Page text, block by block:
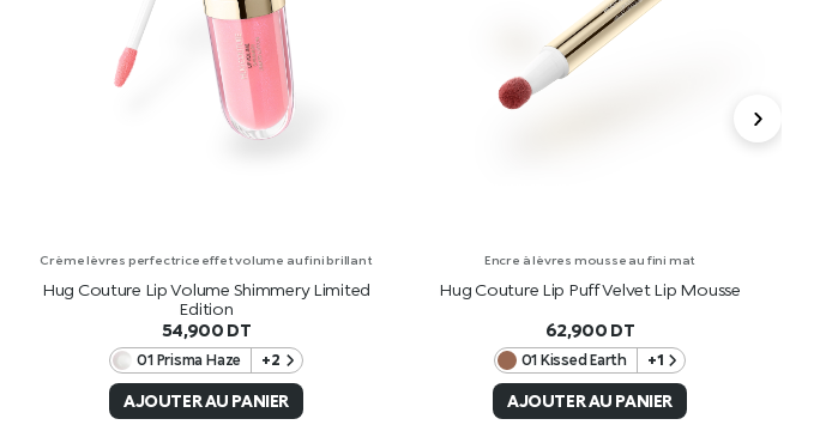
Crème lèvres perfectrice effet volume au fini brillant
Hug Couture Lip Volume Shimmery Limited
Edition
54,900 DT
01 Prisma Haze +2
AJOUTER AU PANIER
Encre à lèvres mousse au fini mat
Hug Couture Lip Puff Velvet Lip Mousse
62,900 DT
01 Kissed Earth +1
AJOUTER AU PANIER